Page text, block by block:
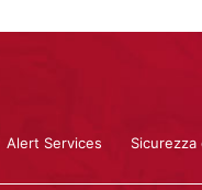
Alert Services Sicurezza